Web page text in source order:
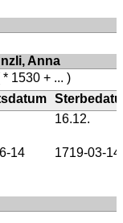
Anna
* 1530 + ... )
16.12.
14 1719-03-14